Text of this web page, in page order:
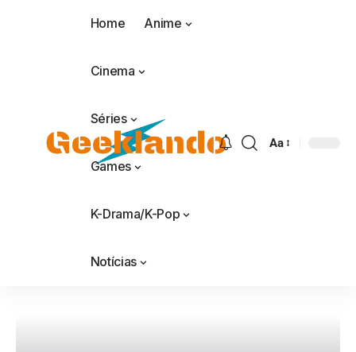
Home Anime
Cinema
Séries
Games
K-Drama/K-Pop
Notícias
Aa